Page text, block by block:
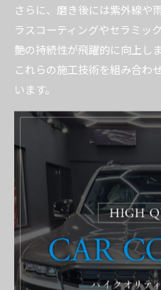
さらに、磨き後には紫外線や
ラスコーティングやセラミッ
艶の持続性が飛躍的に向上し
これらの施工技術を組み合わ
います。
専門店が使う磨きの
専門店が採用する磨きのプロ
の状態に応じた研磨剤の選定
分けがあります。これにより
ージを防ぎつつ、細かなキズ
に除去します。
また、最新の設備や豊富な経
げまで一貫した管理を行うこ